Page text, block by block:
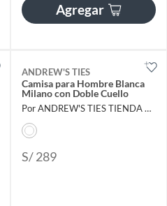
Agregar
ANDREW'S TIES
Camisa para Hombre Blanca
Milano con Doble Cuello
Por ANDREW'S TIES TIENDA OFICIAL
S/ 289